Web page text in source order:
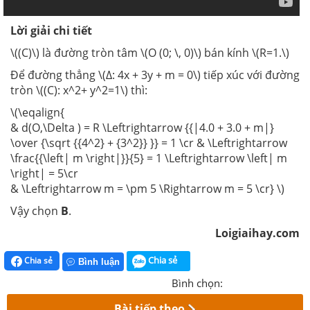
Lời giải chi tiết
\((C)\) là đường tròn tâm \(O (0; \, 0)\) bán kính \(R=1.\)
Để đường thẳng \(Δ: 4x + 3y + m = 0\) tiếp xúc với đường
tròn \((C): x^2+ y^2=1\) thì:
\(\eqalign{
& d(O,\Delta ) = R \Leftrightarrow {{|4.0 + 3.0 + m|}
\over {\sqrt {{4^2} + {3^2}} }} = 1 \cr & \Leftrightarrow
\frac{{\left| m \right|}}{5} = 1 \Leftrightarrow \left| m
\right| = 5\cr
& \Leftrightarrow m = \pm 5 \Rightarrow m = 5 \cr} \)
Vậy chọn B.
Loigiaihay.com
Chia sẻ Bình luận Chia sẻ
Bình chọn: